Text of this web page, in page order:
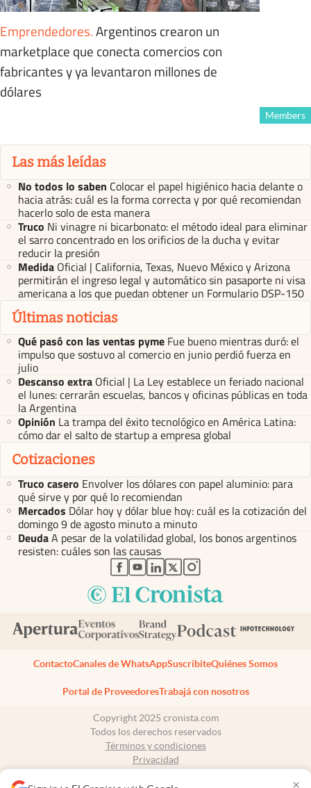
×
Emprendedores.Argentinos crearon un
marketplace que conecta comercios con
fabricantes y ya levantaron millones de
dólares
Members
Las más leídas
No todos lo saben Colocar el papel higiénico hacia delante o
hacia atrás: cuál es la forma correcta y por qué recomiendan
hacerlo solo de esta manera
Truco Ni vinagre ni bicarbonato: el método ideal para eliminar
el sarro concentrado en los orificios de la ducha y evitar
reducir la presión
Medida Oficial | California, Texas, Nuevo México y Arizona
permitirán el ingreso legal y automático sin pasaporte ni visa
americana a los que puedan obtener un Formulario DSP-150
Últimas noticias
Qué pasó con las ventas pyme Fue bueno mientras duró: el
impulso que sostuvo al comercio en junio perdió fuerza en
julio
Descanso extra Oficial | La Ley establece un feriado nacional
el lunes: cerrarán escuelas, bancos y oficinas públicas en toda
la Argentina
Opinión La trampa del éxito tecnológico en América Latina:
cómo dar el salto de startup a empresa global
Cotizaciones
Truco casero Envolver los dólares con papel aluminio: para
qué sirve y por qué lo recomiendan
Mercados Dólar hoy y dólar blue hoy: cuál es la cotización del
domingo 9 de agosto minuto a minuto
DeudaA pesar de la volatilidad global, los bonos argentinos
resisten: cuáles son las causas
abre en nueva pestaña
abre en nueva pestaña
abre en nueva pestaña
abre en nueva pestaña
abre en nueva pestaña
ContactoCanales de WhatsAppSuscribiteQuiénes Somos
Portal de ProveedoresTrabajá con nosotros
Copyright 2025 cronista.com
Todos los derechos reservados
Términos y condiciones
Privacidad